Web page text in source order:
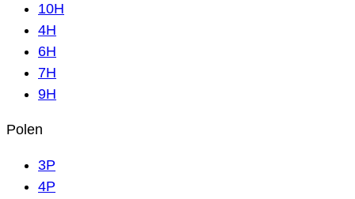
10H
4H
6H
7H
9H
Polen
3P
4P